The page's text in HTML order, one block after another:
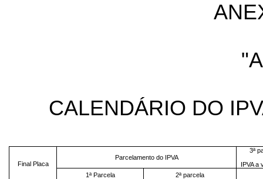
CALENDÁRIO DO
Final Placa
Parcelamento do IPVA
3ª
IPVA a
1ª Parcela
2ª parcela